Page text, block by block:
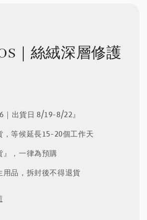
｜絲絨深層修護
｜出貨日 8/19-8/22』
等候延長15-20個工作天
，一律為預購
品，拆封後不得退貨